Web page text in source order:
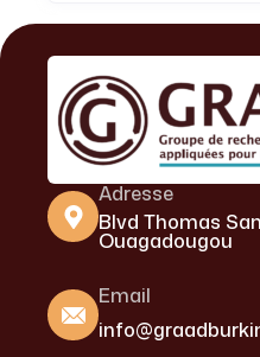
Adresse
Blvd Thomas
Ouagadougou
Email